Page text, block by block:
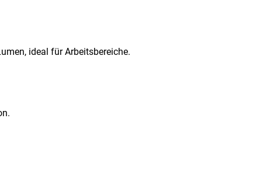
ideal für Arbeitsbereiche.